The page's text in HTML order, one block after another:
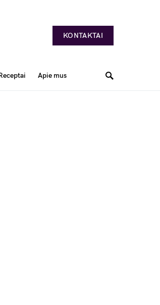
KONTAKTAI
Apie mus